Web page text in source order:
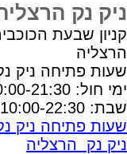
ניק נק
קניון שבעת
הרצליה
שעות פתיחה ניק
שבת: 10:00-22:30
שעות פתיחה ניק
ניק נק הרצליה